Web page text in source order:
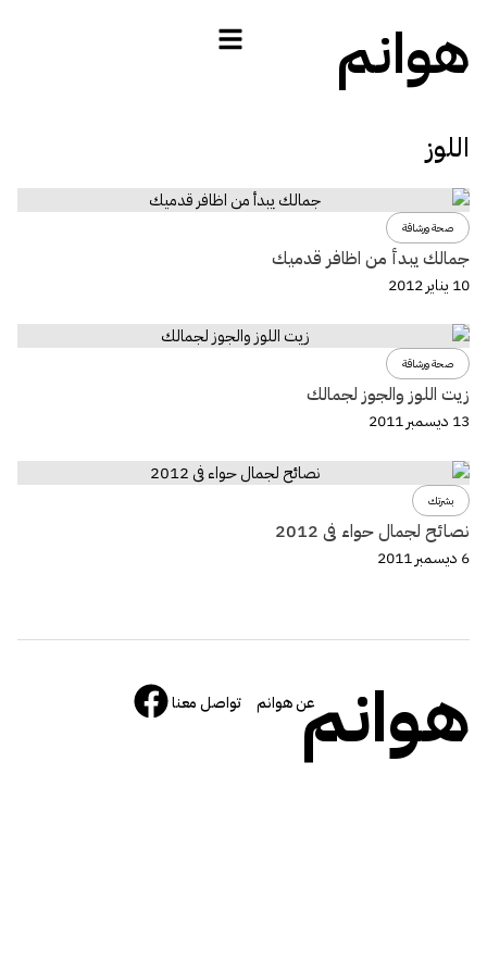
هوانم
اللوز
صحة ورشاقة
جمالك يبدأ من اظافر قدميك
10 يناير 2012
صحة ورشاقة
زيت اللوز والجوز لجمالك
13 ديسمبر 2011
بشرتك
نصائح لجمال حواء فى 2012
6 ديسمبر 2011
هوانمعن هوانم تواصل معنا